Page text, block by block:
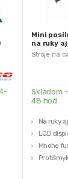
Stroje na
Mini
na ruky
Skladom
48 hod .
Na ruky
LCD
Mnoho